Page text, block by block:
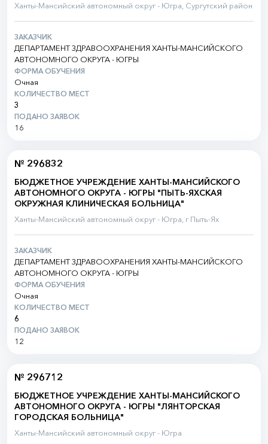
Ханты-Мансийский автономный округ - Югра, Сургутский район
ЗАКАЗЧИК
ДЕПАРТАМЕНТ ЗДРАВООХРАНЕНИЯ ХАНТЫ-МАНСИЙСКОГО
АВТОНОМНОГО ОКРУГА - ЮГРЫ
ФОРМА ОБУЧЕНИЯ
Очная
КОЛИЧЕСТВО МЕСТ
3
ПОДАНО ЗАЯВОК
16
№ 296832
БЮДЖЕТНОЕ УЧРЕЖДЕНИЕ ХАНТЫ-МАНСИЙСКОГО
АВТОНОМНОГО ОКРУГА - ЮГРЫ "ПЫТЬ-ЯХСКАЯ
ОКРУЖНАЯ КЛИНИЧЕСКАЯ БОЛЬНИЦА"
Ханты-Мансийский автономный округ - Югра, г Пыть-Ях
ЗАКАЗЧИК
ДЕПАРТАМЕНТ ЗДРАВООХРАНЕНИЯ ХАНТЫ-МАНСИЙСКОГО
АВТОНОМНОГО ОКРУГА - ЮГРЫ
ФОРМА ОБУЧЕНИЯ
Очная
КОЛИЧЕСТВО МЕСТ
6
ПОДАНО ЗАЯВОК
12
№ 296712
БЮДЖЕТНОЕ УЧРЕЖДЕНИЕ ХАНТЫ-МАНСИЙСКОГО
АВТОНОМНОГО ОКРУГА - ЮГРЫ "ЛЯНТОРСКАЯ
ГОРОДСКАЯ БОЛЬНИЦА"
Ханты-Мансийский автономный округ - Югра